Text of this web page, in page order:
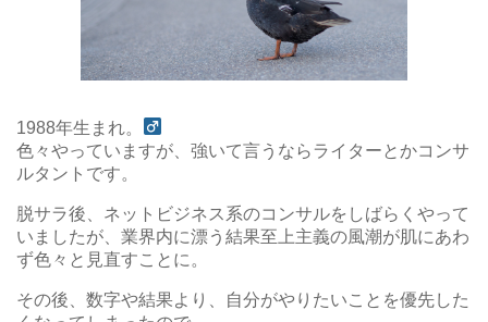
1988年生まれ。
色々やっていますが、強いて言うならライターとかコンサ
ルタントです。
脱サラ後、ネットビジネス系のコンサルをしばらくやって
いましたが、業界内に漂う結果至上主義の風潮が肌にあわ
ず色々と見直すことに。
その後、数字や結果より、自分がやりたいことを優先した